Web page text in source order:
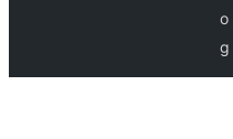
o
g